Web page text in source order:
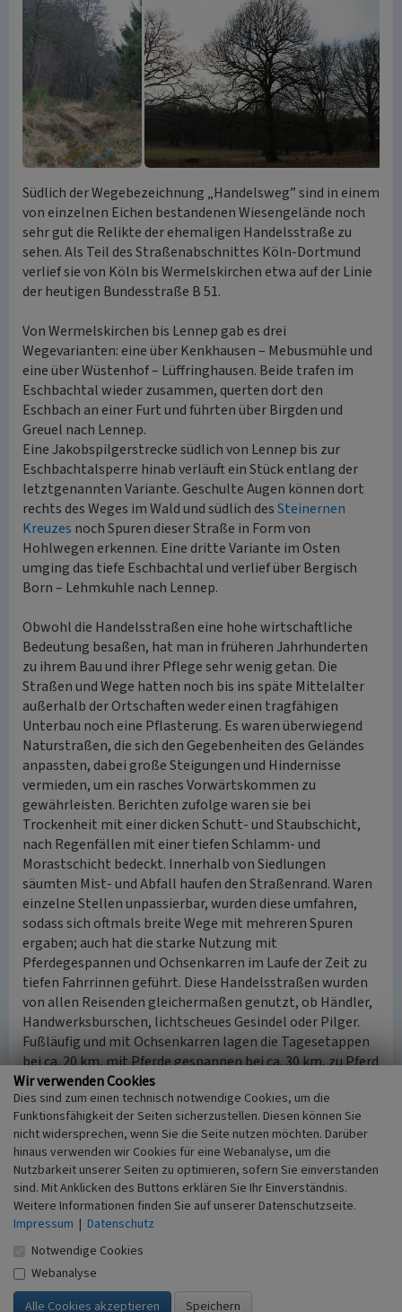
Südlich der Wegebezeichnung „Handelsweg” sind in einem
von einzelnen Eichen bestandenen Wiesengelände noch
sehr gut die Relikte der ehemaligen Handelsstraße zu
sehen. Als Teil des Straßenabschnittes Köln-Dortmund
verlief sie von Köln bis Wermelskirchen etwa auf der Linie
der heutigen Bundesstraße B 51.
Von Wermelskirchen bis Lennep gab es drei
Wegevarianten: eine über Kenkhausen – Mebusmühle und
eine über Wüstenhof – Lüffringhausen. Beide trafen im
Eschbachtal wieder zusammen, querten dort den
Eschbach an einer Furt und führten über Birgden und
Greuel nach Lennep.
Eine Jakobspilgerstrecke südlich von Lennep bis zur
Eschbachtalsperre hinab verläuft ein Stück entlang der
letztgenannten Variante. Geschulte Augen können dort
rechts des Weges im Wald und südlich desSteinernen
Kreuzes noch Spuren dieser Straße in Form von
Hohlwegen erkennen. Eine dritte Variante im Osten
umging das tiefe Eschbachtal und verlief über Bergisch
Born – Lehmkuhle nach Lennep.
Obwohl die Handelsstraßen eine hohe wirtschaftliche
Bedeutung besaßen, hat man in früheren Jahrhunderten
zu ihrem Bau und ihrer Pflege sehr wenig getan. Die
Straßen und Wege hatten noch bis ins späte Mittelalter
außerhalb der Ortschaften weder einen tragfähigen
Unterbau noch eine Pflasterung. Es waren überwiegend
Naturstraßen, die sich den Gegebenheiten des Geländes
anpassten, dabei große Steigungen und Hindernisse
vermieden, um ein rasches Vorwärtskommen zu
gewährleisten. Berichten zufolge waren sie bei
Trockenheit mit einer dicken Schutt- und Staubschicht,
nach Regenfällen mit einer tiefen Schlamm- und
Morastschicht bedeckt. Innerhalb von Siedlungen
säumten Mist- und Abfall haufen den Straßenrand. Waren
einzelne Stellen unpassierbar, wurden diese umfahren,
sodass sich oftmals breite Wege mit mehreren Spuren
ergaben; auch hat die starke Nutzung mit
Pferdegespannen und Ochsenkarren im Laufe der Zeit zu
tiefen Fahrrinnen geführt. Diese Handelsstraßen wurden
von allen Reisenden gleichermaßen genutzt, ob Händler,
Handwerksburschen, lichtscheues Gesindel oder Pilger.
Fußläufig und mit Ochsenkarren lagen die Tagesetappen
bei ca. 20 km, mit Pferde gespannen bei ca. 30 km, zu Pferd
bei ca. 70 km.
(Stephanie Scheffler, LVR-Abteilung Landschaftliche
Kulturpflege, 2016)
Literatur
Landschaftsverband Rheinland; Deutsche St.
Jakobus-Gesellschaft (Hrsg.) (2014)
Wege der Jakobspilger im Rheinland, Band 1: In 8
Etappen von Wuppertal über Köln nach
Aachen/Belgien. Köln (5. Auflage).
Wir verwenden Cookies
Dies sind zum einen technisch notwendige Cookies, um die
Funktionsfähigkeit der Seiten sicherzustellen. Diesen können Sie
nicht widersprechen, wenn Sie die Seite nutzen möchten. Darüber
hinaus verwenden wir Cookies für eine Webanalyse, um die
Nutzbarkeit unserer Seiten zu optimieren, sofern Sie einverstanden
sind. Mit Anklicken des Buttons erklären Sie Ihr Einverständnis.
Weitere Informationen finden Sie auf unserer Datenschutzseite.
Impressum | Datenschutz
Notwendige Cookies
Webanalyse